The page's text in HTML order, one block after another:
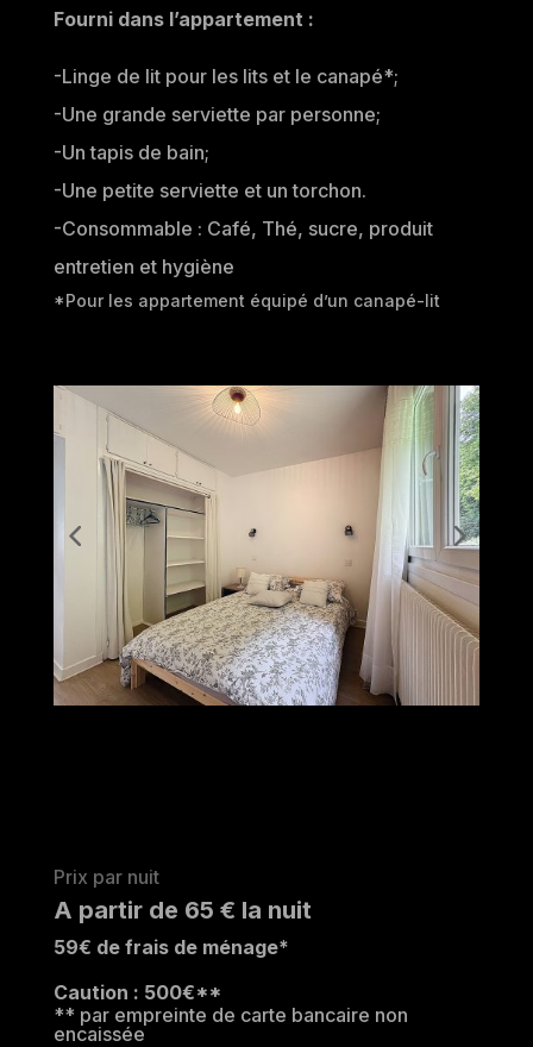
Fourni dans l’appartement :
-Linge de lit pour les lits et le canapé*;
-Une grande serviette par personne;
-Un tapis de bain;
-Une petite serviette et un torchon.
-Consommable : Café, Thé, sucre, produit
entretien et hygiène
*Pour les appartement équipé d’un canapé-lit
Prix par nuit
A partir de 65 € la nuit
59€ de frais de ménage*
Caution : 500€**
** par empreinte de carte bancaire non
encaissée